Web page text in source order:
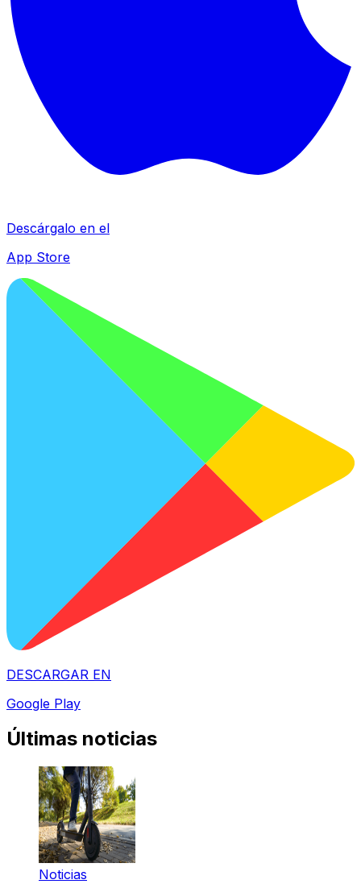
Descárgalo en el
App Store
DESCARGAR EN
Google Play
Últimas noticias
Noticias